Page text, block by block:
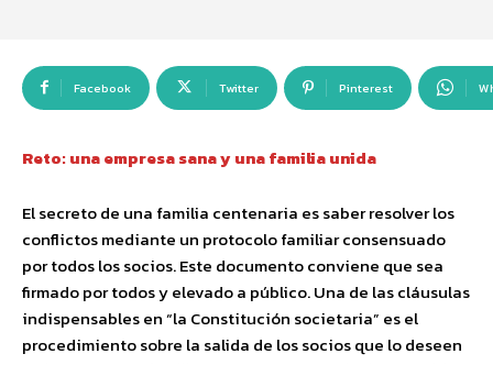
Facebook Twitter Pinterest
Reto: una empresa sana y una familia unida
El secreto de una familia centenaria es saber resolver los
conflictos mediante un protocolo familiar consensuado
por todos los socios. Este documento conviene que sea
firmado por todos y elevado a público. Una de las cláusulas
indispensables en “la Constitución societaria” es el
procedimiento sobre la salida de los socios que lo deseen